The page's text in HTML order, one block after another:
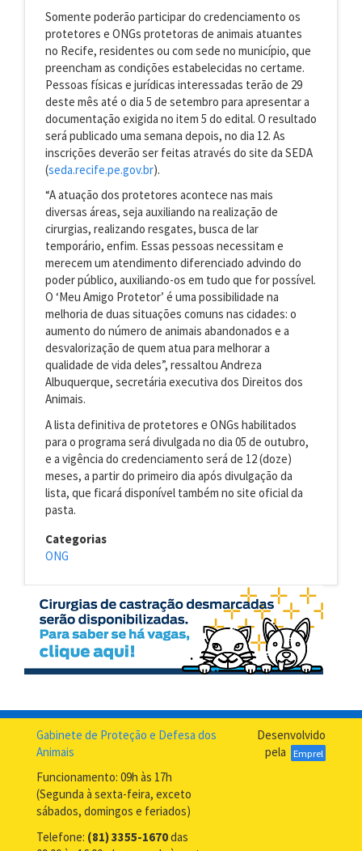
Somente poderão participar do credenciamento os
protetores e ONGs protetoras de animais atuantes
no Recife, residentes ou com sede no município, que
preencham as condições estabelecidas no certame.
Pessoas físicas e jurídicas interessadas terão de 29
deste mês até o dia 5 de setembro para apresentar a
documentação exigida no item 5 do edital. O resultado
será publicado uma semana depois, no dia 12. As
inscrições deverão ser feitas através do site da SEDA
(seda.recife.pe.gov.br).
“A atuação dos protetores acontece nas mais
diversas áreas, seja auxiliando na realização de
cirurgias, realizando resgates, busca de lar
temporário, enfim. Essas pessoas necessitam e
merecem um atendimento diferenciado advindo do
poder público, auxiliando-os em tudo que for possível.
O ‘Meu Amigo Protetor’ é uma possibilidade na
melhoria de duas situações comuns nas cidades: o
aumento do número de animais abandonados e a
desvalorização de quem atua para melhorar a
qualidade de vida deles”, ressaltou Andreza
Albuquerque, secretária executiva dos Direitos dos
Animais.
A lista definitiva de protetores e ONGs habilitados
para o programa será divulgada no dia 05 de outubro,
e a vigência do credenciamento será de 12 (doze)
meses, a partir do primeiro dia após divulgação da
lista, que ficará disponível também no site oficial da
pasta.
Categorias
ONG
Gabinete de Proteção e Defesa dos
Animais
Funcionamento: 09h às 17h
(Segunda à sexta-feira, exceto
sábados, domingos e feriados)
Telefone: (81) 3355-1670das
Desenvolvido
pela
Emprel